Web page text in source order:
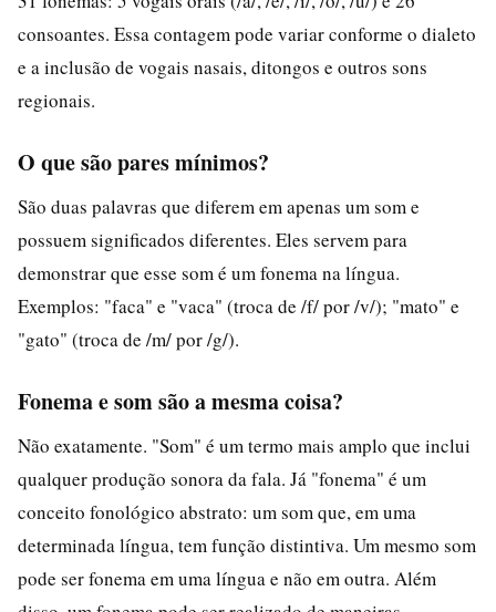
consoantes. Essa contagem pode variar conforme o dialeto
e a inclusão de vogais nasais, ditongos e outros sons
regionais.
O que são pares mínimos?
São duas palavras que diferem em apenas um som e
possuem significados diferentes. Eles servem para
demonstrar que esse som é um fonema na língua.
Exemplos: "faca" e "vaca" (troca de /f/ por /v/); "mato" e
"gato" (troca de /m/ por /g/).
Fonema e som são a mesma coisa?
Não exatamente. "Som" é um termo mais amplo que inclui
qualquer produção sonora da fala. Já "fonema" é um
conceito fonológico abstrato: um som que, em uma
determinada língua, tem função distintiva. Um mesmo som
pode ser fonema em uma língua e não em outra. Além